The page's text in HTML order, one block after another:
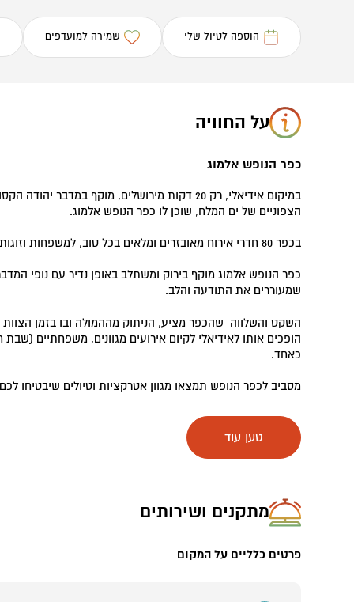
הוספה לטיול שלי שמירה למועדפים
על החוויה
כפר הנופש אלמוג
במיקום אידיאלי, רק 20 דקות מירושלים, מוקף במדבר
הצפוניים של ים המלח, שוכן לו כפר הנופש אלמוג.
בכפר 80 חדרי אירוח מאובזרים ומלאים בכל טוב, למשפחות וזוגות, ליחידים ולקבוצות.
כפר הנופש אלמוג מוקף בירוק ומשתלב באופן נדיר עם נופי
שמעוררים את התודעה והלב.
השקט והשלווה שהכפר מציע, הניתוק מההמולה ובו בזמן
הופכים אותו לאידיאלי לקיום אירועים מגוונים, משפחתיים (שבת
כאחד.
מסביב לכפר הנופש תמצאו מגוון אטרקציות וטיולים שיבטיחו
טען עוד
מתקנים ושירותים
פרטים כלליים על המקום